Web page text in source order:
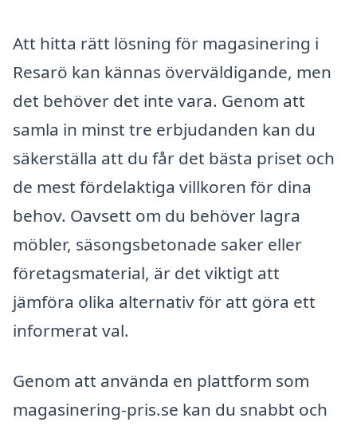
Att hitta rätt lösning för magasinering i
Resarö kan kännas överväldigande, men
det behöver det inte vara. Genom att
samla in minst tre erbjudanden kan du
säkerställa att du får det bästa priset och
de mest fördelaktiga villkoren för dina
behov. Oavsett om du behöver lagra
möbler, säsongsbetonade saker eller
företagsmaterial, är det viktigt att
jämföra olika alternativ för att göra ett
informerat val.
Genom att använda en plattform som
magasinering-pris.se kan du snabbt och